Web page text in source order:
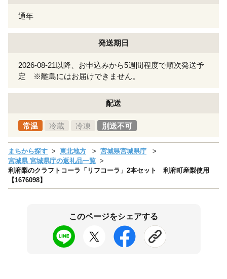
通年
発送期日
2026-08-21以降、お申込みから5週間程度で順次発送予
定 ※離島にはお届けできません。
配送
常温 冷蔵 冷凍 別送不可
まちから探す 東北地方
宮城県宮城県庁
宮城県 宮城県庁の返礼品一覧
利府梨のクラフトコーラ「リフコーラ」2本セット 利府町産梨使用
【1676098】
このページをシェアする